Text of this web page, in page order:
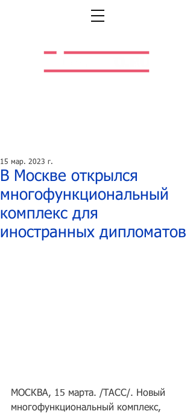
В Москве открылся
многофункциональный
комплекс для
иностранных дипломатов
15 мар. 2023 г.
МОСКВА, 15 марта. /ТАСС/. Новый
многофункциональный комплекс,